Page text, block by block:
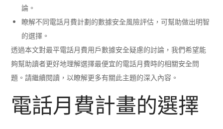
論。
瞭解不同電話月費計劃的數據安全風險評估，可幫助做出明智
的選擇。
透過本文對最平電話月費用戶數據安全疑慮的討論，我們希望能
夠幫助讀者更好地理解選擇最便宜的電話月費時的相關安全問
題。請繼續閱讀，以瞭解更多有關此主題的深入內容。
電話月費計畫的選擇